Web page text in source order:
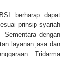
berharap dapat
prinsip syariah
Sementara dengan
layanan jasa dan
Tridarma